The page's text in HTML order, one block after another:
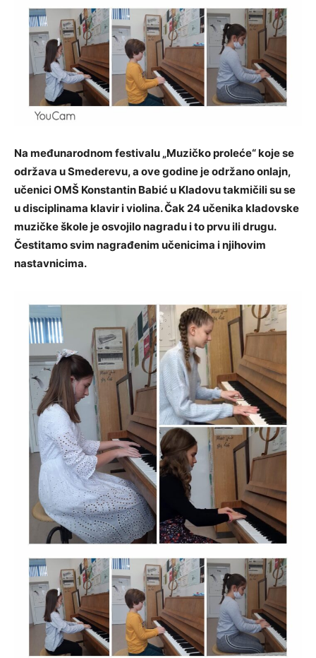
Na međunarodnom festivalu „Muzičko proleće“ koje se
održava u Smederevu, a ove godine je održano onlajn,
učenici OMŠ Konstantin Babić u Kladovu takmičili su se
u disciplinama klavir i violina. Čak 24 učenika kladovske
muzičke škole je osvojilo nagradu i to prvu ili drugu.
Čestitamo svim nagrađenim učenicima i njihovim
nastavnicima.